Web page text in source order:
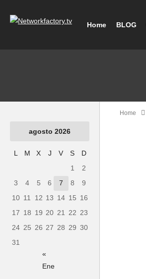
Home BLOG
agosto 2026
L M X J V S
D
1
2
3
4 5 6 7 8
9
10 11 12 13 14 15 16
17 18 19 20 21 22 23
24 25 26 27 28 29 30
31
«
Ene
Home